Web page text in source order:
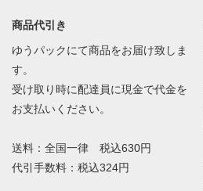
商品代引き
ゆうパックにて商品をお届け致しま
す。
受け取り時に配達員に現金で代金を
お支払いください。
送料：全国一律 税込630円
代引手数料：税込324円